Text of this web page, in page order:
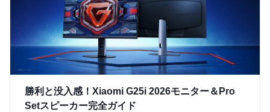
勝利と没入感！Xiaomi G25i 2026モニター＆Pro
Setスピーカー完全ガイド